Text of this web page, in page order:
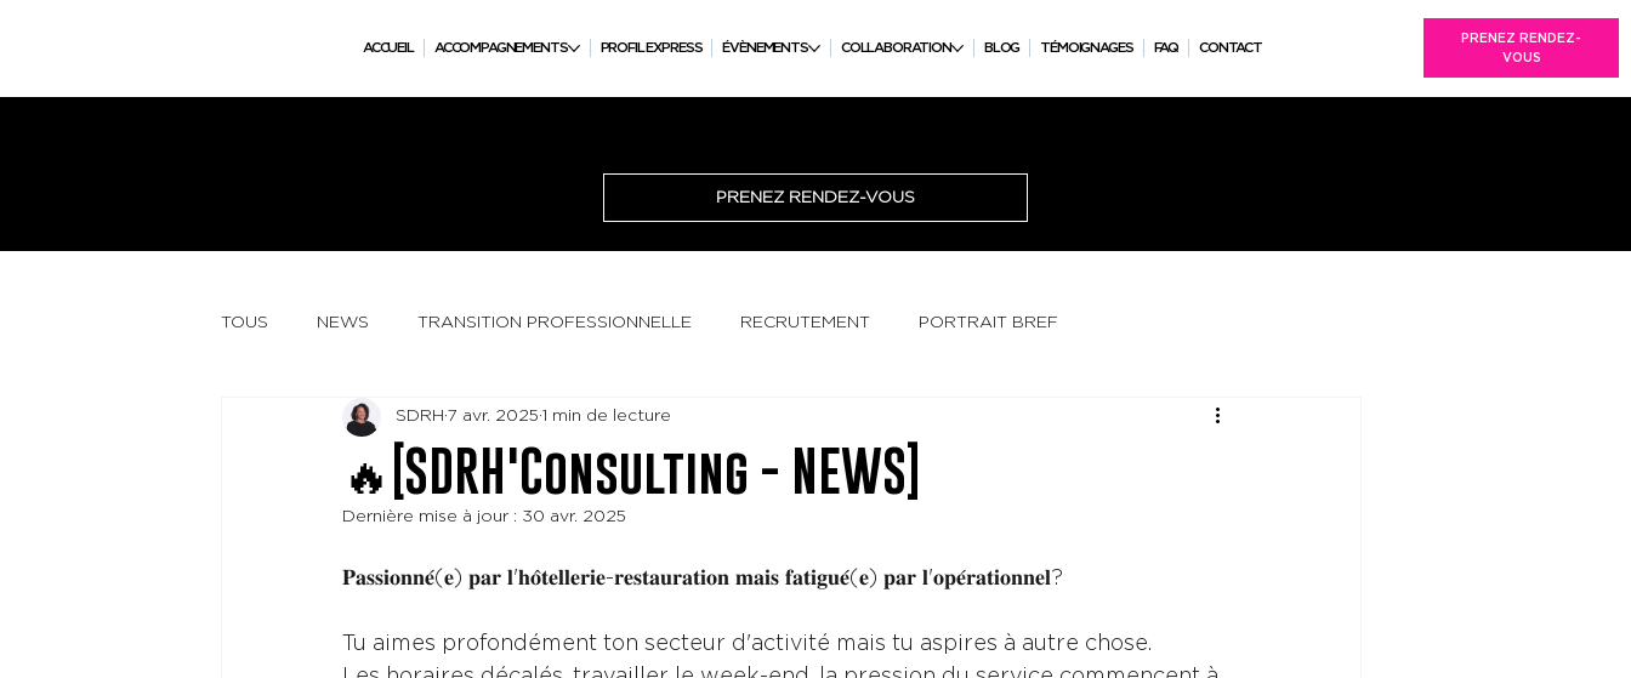
ACCUEIL ACCOMPAGNEMENTS PROFIL EXPRESS ÉVÈNEMENTS COLLABORATION BLOG TÉMOIGNAGES FAQ CONTACT
PRENEZ RENDEZ-
VOUS
PRENEZ RENDEZ-VOUS
TOUS NEWS TRANSITION PROFESSIONNELLE RECRUTEMENT PORTRAIT BREF
🔥[SDRH'Consulting - NEWS]
SDRH 7 avr. 2025 1 min de lecture
Dernière mise à jour : 30 avr. 2025
𝐏𝐚𝐬𝐬𝐢𝐨𝐧𝐧𝐞́(𝐞) 𝐩𝐚𝐫 𝐥'𝐡𝐨̂𝐭𝐞𝐥𝐥𝐞𝐫𝐢𝐞-𝐫𝐞𝐬𝐭𝐚𝐮𝐫𝐚𝐭𝐢𝐨𝐧 𝐦𝐚𝐢𝐬 𝐟𝐚𝐭𝐢𝐠𝐮𝐞́(𝐞) 𝐩𝐚𝐫 𝐥'𝐨𝐩𝐞́𝐫𝐚𝐭𝐢𝐨𝐧𝐧𝐞𝐥?
Tu aimes profondément ton secteur d'activité mais tu aspires à autre chose.